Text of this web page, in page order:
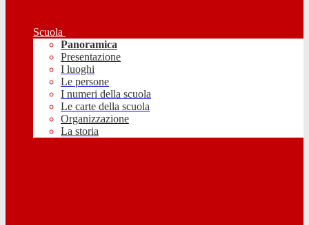
Scuola
Panoramica
Presentazione
I luoghi
Le persone
I numeri della scuola
Le carte della scuola
Organizzazione
La storia